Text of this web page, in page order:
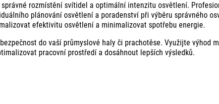
rozmístění svítidel a optimální intenzitu osvětlení.
plánování osvětlení a poradenství při výběru správného
efektivitu osvětlení a minimalizovat spotřebu energie.
do vaší průmyslové haly či prachotěse. Využijte výhod
pracovní prostředí a dosáhnout lepších výsledků.